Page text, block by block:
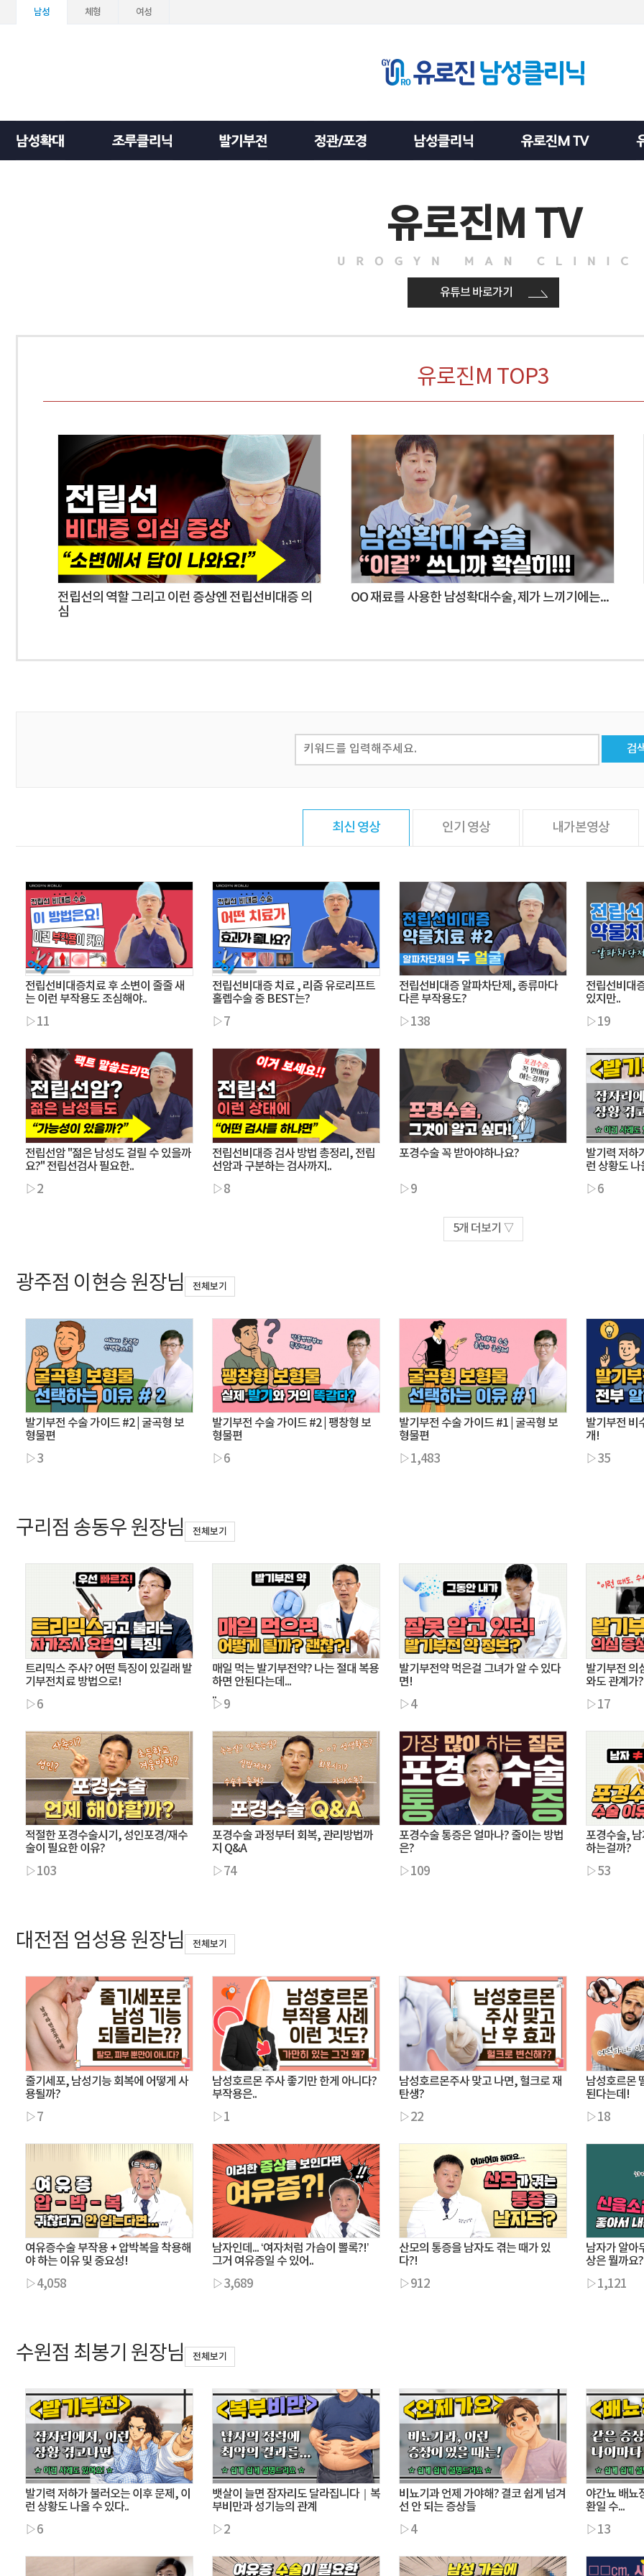
남성 체형 여성
유로진M TV
유튜브 바로가기
유로진M TOP3
전립선의 역할 그리고 이런 증상엔 전립선비대증 의
심
OO 재료를 사용한 남성확대수술, 제가 느끼기에는...
검
최신 영상 인기 영상 내가본영상
전립선비대증치료 후 소변이 줄줄 새
는 이런 부작용도 조심해야..
▷11
전립선비대증 치료 , 리줌 유로리프트
홀렙수술 중 BEST는?
▷7
전립선비대증 알파차단제, 종류마다
다른 부작용도?
▷138
전립선비대
있지만..
▷19
전립선암 "젊은 남성도 걸릴 수 있을까
요?" 전립선검사 필요한..
▷2
전립선비대증 검사 방법 총정리, 전립
선암과 구분하는 검사까지..
▷8
포경수술 꼭 받아야하나요?
▷9
발기력 저하
런 상황도 나
▷6
5개 더보기 ▽
광주점 이현승 원장님 전체보기
발기부전 수술 가이드 #2 | 굴곡형 보
형물편
▷3
발기부전 수술 가이드 #2 | 팽창형 보
형물편
▷6
발기부전 수술 가이드 #1 | 굴곡형 보
형물편
▷1,483
발기부전 비
개!
▷35
구리점 송동우 원장님 전체보기
트리믹스 주사? 어떤 특징이 있길래 발
기부전치료 방법으로!
▷6
매일 먹는 발기부전약? 나는 절대 복용
하면 안된다는데...
..
▷9
발기부전약 먹은걸 그녀가 알 수 있다
면!
▷4
발기부전 의
와도 관계가?
▷17
적절한 포경수술시기, 성인포경/재수
술이 필요한 이유?
▷103
포경수술 과정부터 회복, 관리방법까
지 Q&A
▷74
포경수술 통증은 얼마나? 줄이는 방법
은?
▷109
포경수술,
하는걸까?
▷53
대전점 엄성용 원장님 전체보기
줄기세포, 남성기능 회복에 어떻게 사
용될까?
▷7
남성호르몬 주사 좋기만 한게 아니다?
부작용은..
▷1
남성호르몬주사 맞고 나면, 헐크로 재
탄생?
▷22
남성호르몬
된다는데!
▷18
여유증수술 부작용 + 압박복을 착용해
야 하는 이유 및 중요성!
▷4,058
남자인데... ‘여자처럼 가슴이 뽈록?!’
그거 여유증일 수 있어..
▷3,689
산모의 통증을 남자도 겪는 때가 있
다?!
▷912
남자가 알아
상은 뭘까요?
▷1,121
수원점 최봉기 원장님 전체보기
발기력 저하가 불러오는 이후 문제, 이
런 상황도 나올 수 있다..
▷6
뱃살이 늘면 잠자리도 달라집니다｜복
부비만과 성기능의 관계
▷2
비뇨기과 언제 가야해? 결코 쉽게 넘겨
선 안 되는 증상들
▷4
야간뇨 배뇨
환일 수...
▷13